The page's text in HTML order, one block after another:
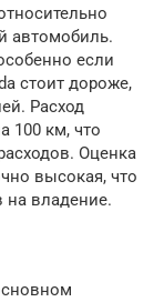
автомобиль.
если
стоит дороже,
Расход
100 км, что
Оценка
высокая, что
на владение.